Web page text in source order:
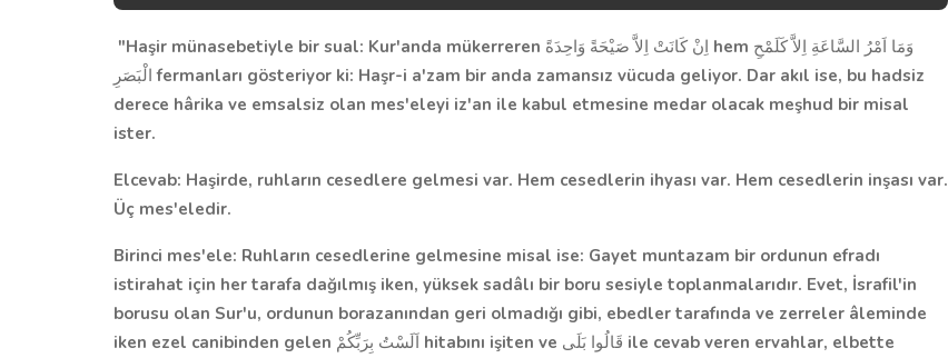
"Haşir münasebetiyle bir sual: Kur'anda mükerreren اِنْ كَانَتْ اِلاَّ صَيْحَةً وَاحِدَةً hem وَمَا اَمْرُ السَّاعَةِ اِلاَّ كَلَمْحِ
الْبَصَرِ fermanları gösteriyor ki: Haşr-i a'zam bir anda zamansız vücuda geliyor. Dar akıl ise, bu hadsiz
derece hârika ve emsalsiz olan mes'eleyi iz'an ile kabul etmesine medar olacak meşhud bir misal
ister.
Elcevab: Haşirde, ruhların cesedlere gelmesi var. Hem cesedlerin ihyası var. Hem cesedlerin inşası var.
Üç mes'eledir.
Birinci mes'ele: Ruhların cesedlerine gelmesine misal ise: Gayet muntazam bir ordunun efradı
istirahat için her tarafa dağılmış iken, yüksek sadâlı bir boru sesiyle toplanmalarıdır. Evet, İsrafil'in
borusu olan Sur'u, ordunun borazanından geri olmadığı gibi, ebedler tarafında ve zerreler âleminde
iken ezel canibinden gelen اَلَسْتُ بِرَبِّكُمْ hitabını işiten ve قَالُوا بَلَى ile cevab veren ervahlar, elbette